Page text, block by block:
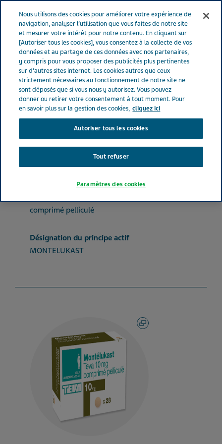
Menu
France Nos Produits MONTELUKAST TEVA® 10 mg (bte de 28)
MONTELUKAST TEVA® 10
mg (bte de 28)
MÉDICAMENTS POUR LES SYNDROMES OBSTRUCTIFS DES VOIES AÉRIENNES
comprimé pelliculé
Désignation du principe actif
MONTELUKAST
Nous utilisons des cookies pour améliorer votre expérience de
navigation, analyser l’utilisation que vous faites de notre site
et mesurer votre intérêt pour notre contenu. En cliquant sur
[Autoriser tous les cookies], vous consentez à la collecte de vos
données et au partage de ces données avec nos partenaires,
y compris pour vous proposer des publicités plus pertinentes
sur d'autres sites internet. Les cookies autres que ceux
strictement nécessaires au fonctionnement de notre site ne
sont déposés que si vous nous y autorisez. Vous pouvez
donner ou retirer votre consentement à tout moment. Pour
en savoir plus sur la gestion des cookies, cliquez ici
Autoriser tous les cookies
Tout refuser
Paramètres des cookies